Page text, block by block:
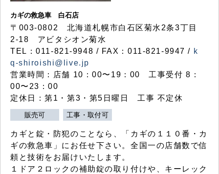
カギの救急車 白石店
〒003-0802 北海道札幌市白石区菊水2条3丁目
2-18 アビタシオン菊水
TEL：011-821-9948 / FAX：011-821-9947 / k
q-shiroishi@live.jp
営業時間：店舗 10：00〜19：00 工事受付 8：
00〜23：00
定休日：第1・第3・第5日曜日 工事 不定休
販売可 工事・取付可
カギと錠・防犯のことなら、「カギの１１０番・カ
ギの救急車」にお任せ下さい。全国一の店舗数で信
頼と技術をお届けいたします。
１ドア２ロックの補助錠の取り付けや、キーレック